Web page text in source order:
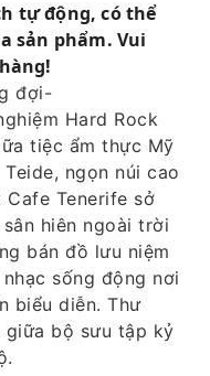
Thư giãn cùng
tập kỷ vật âm
chọn giữa các tùy
Bạch kim: MÓN
hoặc Gà viên
Legendary®
thịt xông khói
Moving
Salad Cobb bít tết
TRÁNG MIỆNG:
Thực đơn Kim
Salad tươi
MÓN CHÍNH:
bản, Burger cổ
tự động, có thể
sản phẩm. Vui
đợi-
Hard Rock
tiệc ẩm thực Mỹ
ngọn núi cao
Cafe Tenerife sở
hiên ngoài trời
bán đồ lưu niệm
sống động nơi
biểu diễn. Thư
giữa bộ sưu tập kỷ